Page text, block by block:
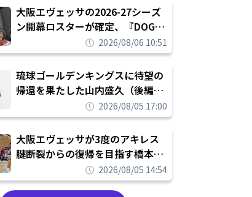
大阪エヴェッサの2026-27シーズ
ン開幕ロスターが確定、『DOG
FIGHT』のチームカルチャーを推
し進めて結果を求めるシーズンへ
2026/08/06 10:51
琉球ゴールデンキングスに待望の
帰還を果たした山内盛久（後編）
「1人のウチナーンチュとしてみ
んなが誇りに思えるチームにして
いく」
2026/08/05 17:00
大阪エヴェッサが3度のアキレス
腱断裂からの復帰を目指す橋本拓
哉と契約を締結「もう一度コート
に立ちたい」
2026/08/05 14:54